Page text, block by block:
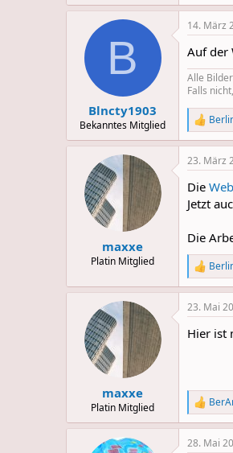
a
c
i
o
n
s
:
B
Blncty1903
Bekanntes Mitglied
14. März
Auf der
Alle
Falls
R
e
a
c
i
o
:
maxxe
Platin Mitglied
23. März
Die
Jetzt
Die
R
e
a
c
i
:
maxxe
Platin Mitglied
23. Mai
Hier ist
R
e
a
c
28. Mai